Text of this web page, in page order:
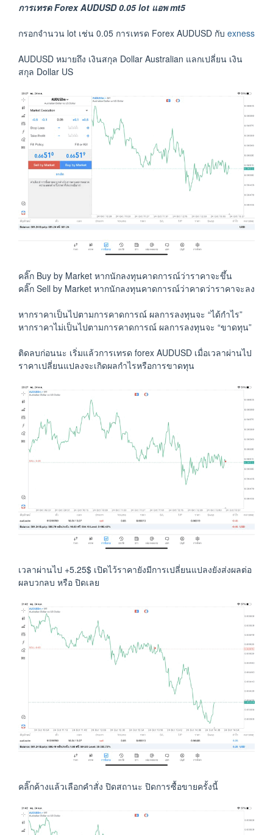
การเทรด Forex AUDUSD 0.05 lot แอพ mt5
กรอกจำนวน lot เช่น 0.05 การเทรด Forex AUDUSD กับ exness
AUDUSD หมายถึง เงินสกุล Dollar Australian แลกเปลี่ยน เงิน
สกุล Dollar US
คลิ๊ก Buy by Market หากนักลงทุนคาดการณ์ว่าราคาจะขึ้น
คลิ๊ก Sell by Market หากนักลงทุนคาดการณ์ว่าคาดว่าราคาจะลง
หากราคาเป็นไปตามการคาดการณ์ ผลการลงทุนจะ “ได้กำไร”
หากราคาไม่เป็นไปตามการคาดการณ์ ผลการลงทุนจะ “ขาดทุน”
ติดลบก่อนนะ เริ่มแล้วการเทรด forex AUDUSD เมื่อเวลาผ่านไป
ราคาเปลี่ยนแปลงจะเกิดผลกำไรหรือการขาดทุน
เวลาผ่านไป +5.25$ เปิดไว้ราคายังมีการเปลี่ยนแปลงยังส่งผลต่อ
ผลบวกลบ หรือ ปิดเลย
คลิ๊กค้างแล้วเลือกคำสั่ง ปิดสถานะ ปิดการซื้อขายครั้งนี้